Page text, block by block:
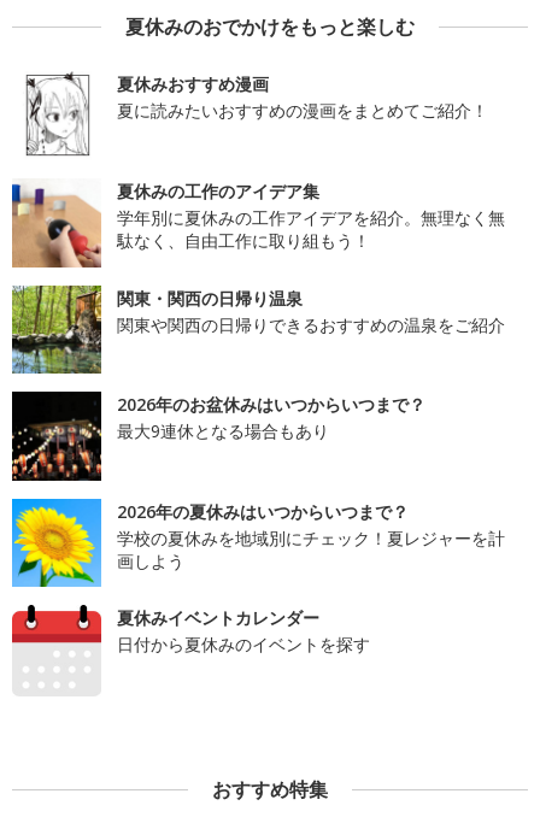
夏休みのおでかけをもっと楽しむ
夏休みおすすめ漫画
夏に読みたいおすすめの漫画をまとめてご紹介！
夏休みの工作のアイデア集
学年別に夏休みの工作アイデアを紹介。無理なく無
駄なく、自由工作に取り組もう！
関東・関西の日帰り温泉
関東や関西の日帰りできるおすすめの温泉をご紹介
2026年のお盆休みはいつからいつまで？
最大9連休となる場合もあり
2026年の夏休みはいつからいつまで？
学校の夏休みを地域別にチェック！夏レジャーを計
画しよう
夏休みイベントカレンダー
日付から夏休みのイベントを探す
おすすめ特集